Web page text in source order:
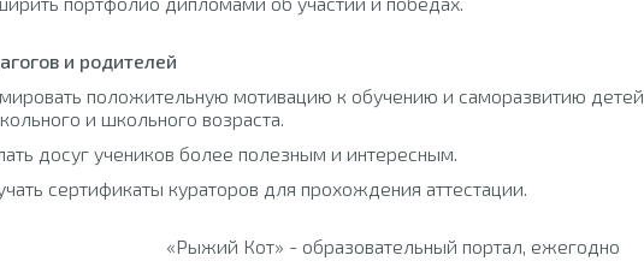
и родителей
положительную мотивацию к обучению и саморазвитию детей
и школьного возраста.
досуг учеников более полезным и интересным.
сертификаты кураторов для прохождения аттестации.
«Рыжий Кот» - образовательный портал, ежегодно